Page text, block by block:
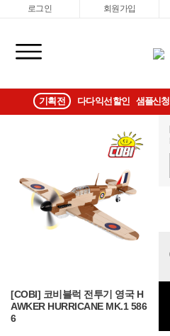
로그인 회원가입
기획전 다다익선할인 샘플신청
[COBI] 코비블럭 전투기 영국 H
AWKER HURRICANE MK.1 586
6